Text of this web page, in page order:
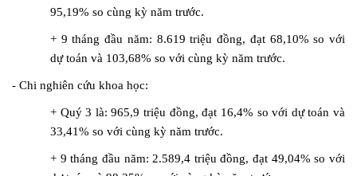
Công nghệ và Sản phẩm
Văn bản khác
95,19% so cùng kỳ năm trước.
+ 9 tháng đầu năm: 8.619 triệu đồng, đạt 68,10% so với
dự toán và 103,68% so với cùng kỳ năm trước.
- Chi nghiên cứu khoa học:
+ Quý 3 là: 965,9 triệu đồng, đạt 16,4% so với dự toán và
33,41% so với cùng kỳ năm trước.
+ 9 tháng đầu năm: 2.589,4 triệu đồng, đạt 49,04% so với